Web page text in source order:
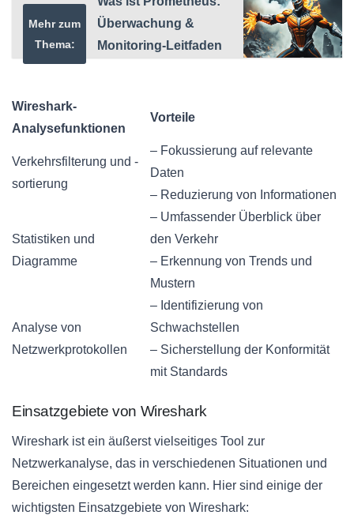
Mehr zum
Thema:
Überwachung &
Monitoring-Leitfaden
Wireshark-
Analysefunktionen
Vorteile
Verkehrsfilterung und -
sortierung
– Fokussierung auf relevante
Daten
– Reduzierung von Informationen
Statistiken und
Diagramme
– Umfassender Überblick über
den Verkehr
– Erkennung von Trends und
Mustern
Analyse von
Netzwerkprotokollen
– Identifizierung von
Schwachstellen
– Sicherstellung der Konformität
mit Standards
Einsatzgebiete von Wireshark
Wireshark ist ein äußerst vielseitiges Tool zur
Netzwerkanalyse, das in verschiedenen Situationen und
Bereichen eingesetzt werden kann. Hier sind einige der
wichtigsten Einsatzgebiete von Wireshark: